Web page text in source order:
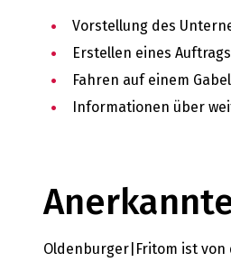
Vorstellung des
Erstellen eines Auftrags
Fahren auf einem
Informationen über
Oldenburger|Fritom ist von